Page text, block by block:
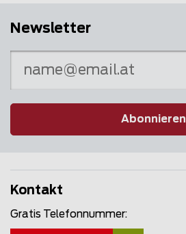
Newsletter
Abonnieren
Kontakt
Gratis Telefonnummer: